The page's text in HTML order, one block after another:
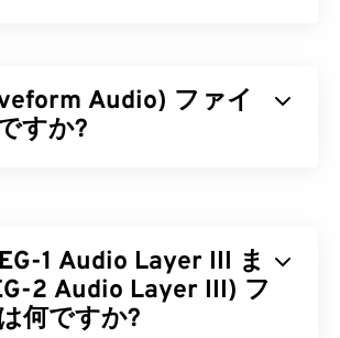
Audio) ファイ
すか?
ルフォーマット（RIFF）を
改良し
です。WAVファイルはM4AやMP3
はるかにサイズが大きいため、ポー
1 Audio Layer III ま
2 Audio Layer III) フ
何ですか?